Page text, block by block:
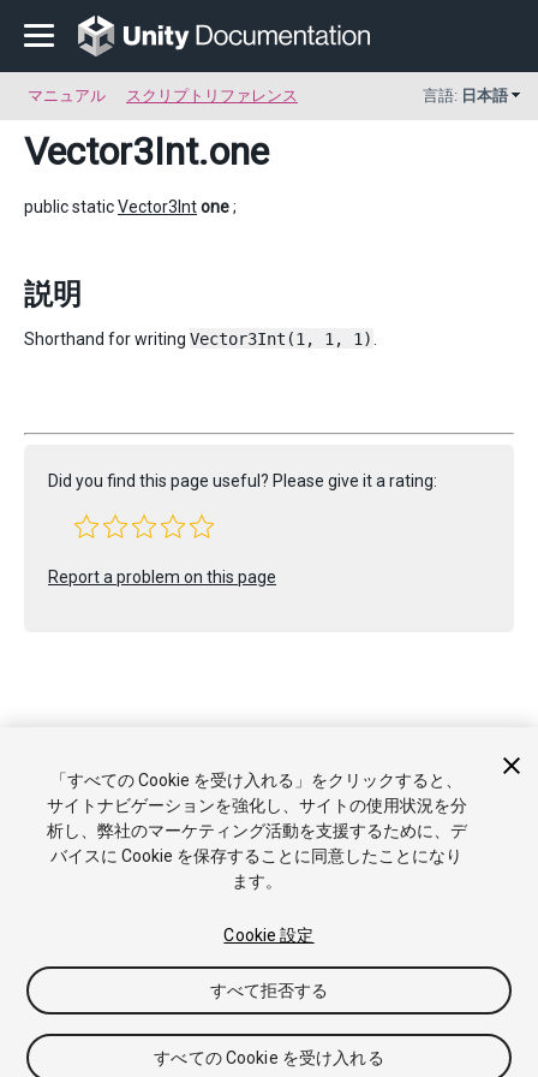
マニュアル スクリプトリファレンス 言語: 日本語
Vector3Int.one
public staticVector3Intone;
説明
Shorthand for writing Vector3Int(1, 1, 1)
Did you find this page useful? Please give it a rating:
Report a problem on this page
チュートリアル
Answers ナレッジベース フォーラム
ットストア
商標と利用規約 法律関連
プライバシーポリシー
クッキー
私の個人情報を販売または共有しない
Cookie 優先設定
「すべての Cookie を受け入れる」をクリックすると、
サイトナビゲーションを強化し、サイトの使用状況を分
析し、弊社のマーケティング活動を支援するために、デ
バイスに Cookie を保存することに同意したことになり
ます。
Cookie 設定
すべて拒否する
すべての Cookie を受け入れる